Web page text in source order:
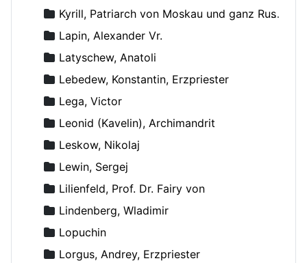
Kyrill, Patriarch von Moskau und ganz Russland
Lapin, Alexander Vr.
Latyschew, Anatoli
Lebedew, Konstantin, Erzpriester
Lega, Victor
Leonid (Kavelin), Archimandrit
Leskow, Nikolaj
Lewin, Sergej
Lilienfeld, Prof. Dr. Fairy von
Lindenberg, Wladimir
Lopuchin
Lorgus, Andrey, Erzpriester